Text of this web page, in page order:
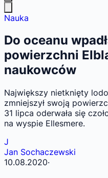
Nauka
Do oceanu
powierzchni
naukowców
Największy nietknięty
zmniejszył swoją
31 lipca oderwała się
na wyspie Ellesmere.
J
Jan Sochaczewski
10.08.2020·